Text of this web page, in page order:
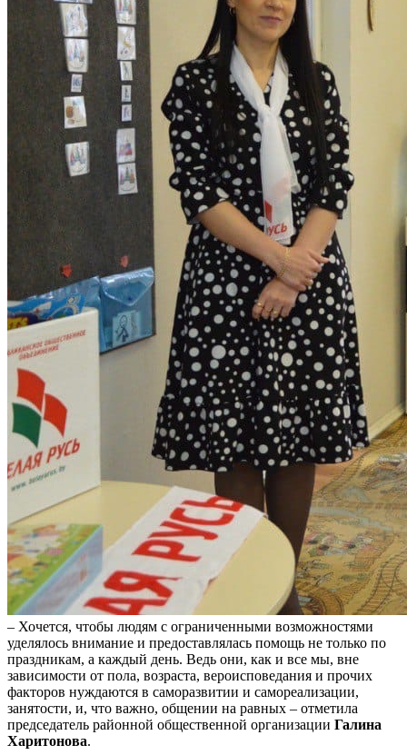
– Хочется, чтобы людям с ограниченными возможностями
уделялось внимание и предоставлялась помощь не только по
праздникам, а каждый день. Ведь они, как и все мы, вне
зависимости от пола, возраста, вероисповедания и прочих
факторов нуждаются в саморазвитии и самореализации,
занятости, и, что важно, общении на равных – отметила
председатель районной общественной организации Галина
Харитонова.